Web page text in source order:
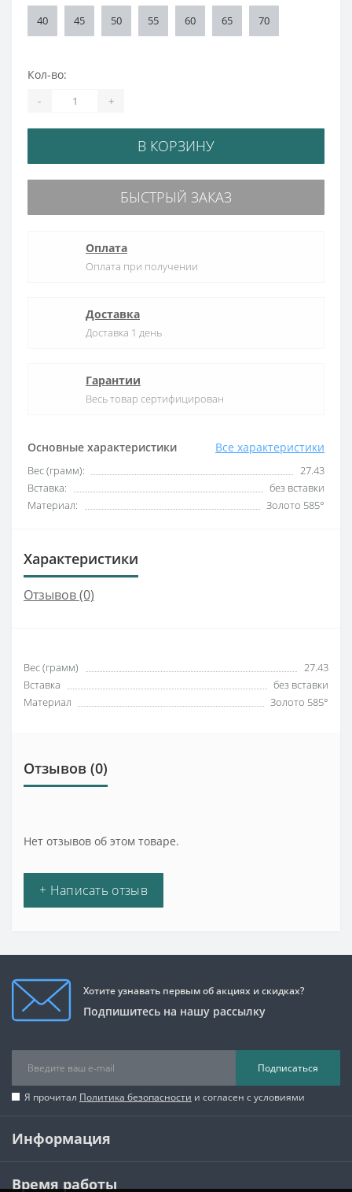
Основные характеристики Все характеристики
Вес (грамм):
27.43
Вставка:
без вставки
Материал:
Золото 585°
40 45 50 55 60 65 70
Кол-во:
- +
В КОРЗИНУ
БЫСТРЫЙ ЗАКАЗ
Оплата
Оплата при получении
Доставка
Доставка 1 день
Гарантии
Весь товар сертифицирован
Характеристики
Отзывов (0)
Вес (грамм)
27.43
Вставка
без вставки
Материал
Золото 585°
Отзывов (0)
Нет отзывов об этом товаре.
+ Написать отзыв
Хотите узнавать первым об акциях и скидках?
Подпишитесь на нашу рассылку
Подписаться
Я прочитал Политика безопасности и согласен с условиями
Информация
Время работы